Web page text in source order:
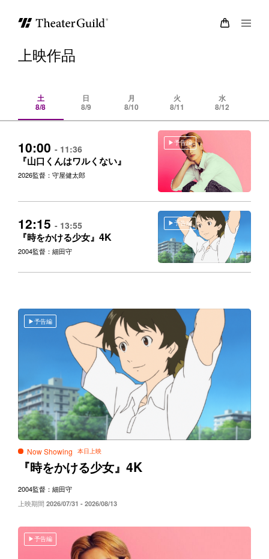
上映作品
土
8/8
日
8/9
月
8/10
火
8/11
水
8/12
予告編
10:00 - 11:36
『山口くんはワルくない』
2026監督：守屋健太郎
予告編
12:15 - 13:55
『時をかける少女』 4K
2004監督：細田守
予告編
Now Showing
『時をかける少女』 4K
2004監督：細田守
上映期間 2026/07/31 - 2026/08/13
予告編